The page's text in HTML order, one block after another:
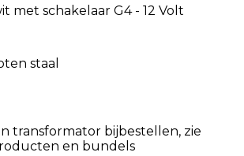
met schakelaar G4 - 12 Volt
staal
transformator bijbestellen, zie
en bundels